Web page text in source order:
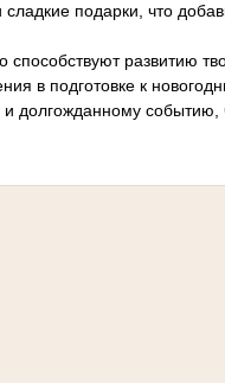
сладкие подарки, что
способствуют развитию
в подготовке к
долгожданному